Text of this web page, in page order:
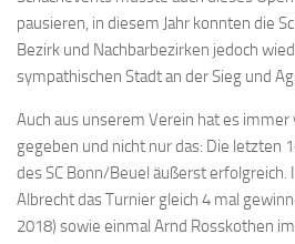
Sommerturnier
Bonner Schnellschachturniere
1. Mannschaft
2. Mannschaft
pausieren, in diesem Jahr konnten die
Bezirk und Nachbarbezirken jedoch
sympathischen Stadt an der Sieg und
Auch aus unserem Verein hat es
gegeben und nicht nur das: Die letzten
des SC Bonn/Beuel äußerst erfolgreich.
Albrecht das Turnier gleich 4 mal
2018) sowie einmal Arnd Rosskothen im